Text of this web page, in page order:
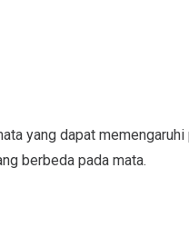
yang dapat
berbeda pada mata.